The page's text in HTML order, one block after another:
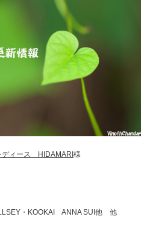
ディース HIDAMARI様
・KOOKAI ANNA SUI他 他